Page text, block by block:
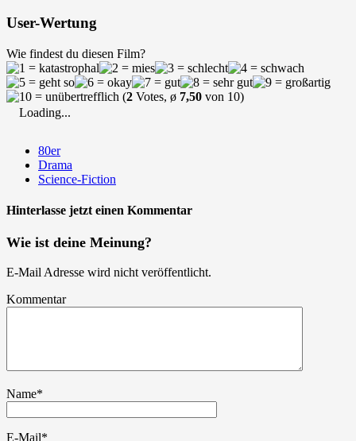
User-Wertung
Wie findest du diesen Film?
(2 Votes, ø 7,50 von 10)
Loading...
80er
Drama
Science-Fiction
Hinterlasse jetzt einen Kommentar
Wie ist deine Meinung?
E-Mail Adresse wird nicht veröffentlicht.
Kommentar
Name*
E-Mail*